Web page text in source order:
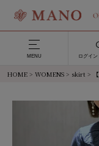
MENU ログイン
HOME > WOMENS > skirt >